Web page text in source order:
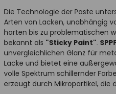
Die Technologie der Paste
Arten von Lacken, unabhängig
harten bis zu problematischen
bekannt als "Sticky Paint".
unvergleichlichen Glanz für
Lacke und bietet eine
volle Spektrum schillernder
erzeugt durch Mikropartikel, die